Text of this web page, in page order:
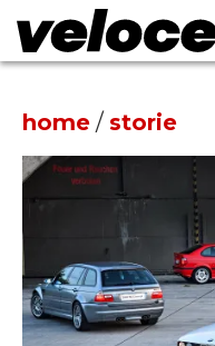
home / storie